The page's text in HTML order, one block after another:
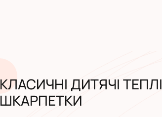
КЛАСИЧНІ ДИТЯЧІ ТЕПЛІ
ШКАРПЕТКИ